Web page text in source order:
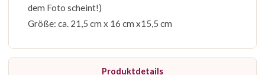
dem Foto scheint!)
Größe: ca. 21,5 cm x 16 cm x15,5 cm
Produktdetails